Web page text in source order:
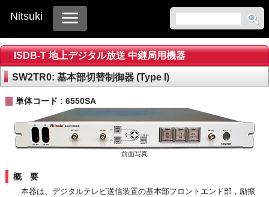
Nitsuki
ISDB-T 地上デジタル放送 中継局用機器
SW2TR0: 基本部切替制御器 (Type I)
単体コード : 6550SA
前面写真
概要
本器は、デジタルテレビ送信装置の基本部フロントエンド部，励振